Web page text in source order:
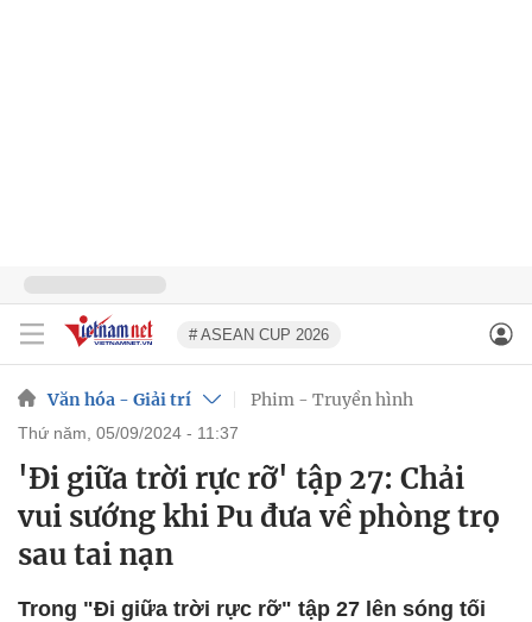
# ASEAN CUP 2026
Văn hóa - Giải trí Phim - Truyền hình
thứ năm, 05/09/2024 - 11:37
'Đi giữa trời rực rỡ' tập 27: Chải
vui sướng khi Pu đưa về phòng trọ
sau tai nạn
Trong "Đi giữa trời rực rỡ" tập 27 lên sóng tối